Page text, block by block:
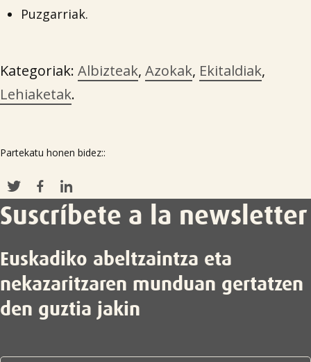
Puzgarriak.
Kategoriak: Albizteak, Azokak, Ekitaldiak,
Lehiaketak.
Partekatu honen bidez::
Suscríbete a la newsletter
Euskadiko abeltzaintza eta
nekazaritzaren munduan gertatzen
den guztia jakin